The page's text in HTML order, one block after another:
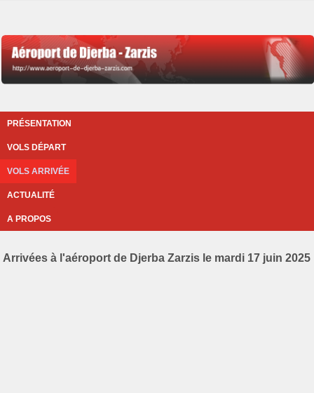
PRÉSENTATION
VOLS DÉPART
VOLS ARRIVÉE
ACTUALITÉ
A PROPOS
Arrivées à l'aéroport de Djerba Zarzis le mardi 17 juin 2025